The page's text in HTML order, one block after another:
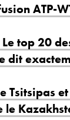
ATP-
top 20
dit
Tsitsipas
le